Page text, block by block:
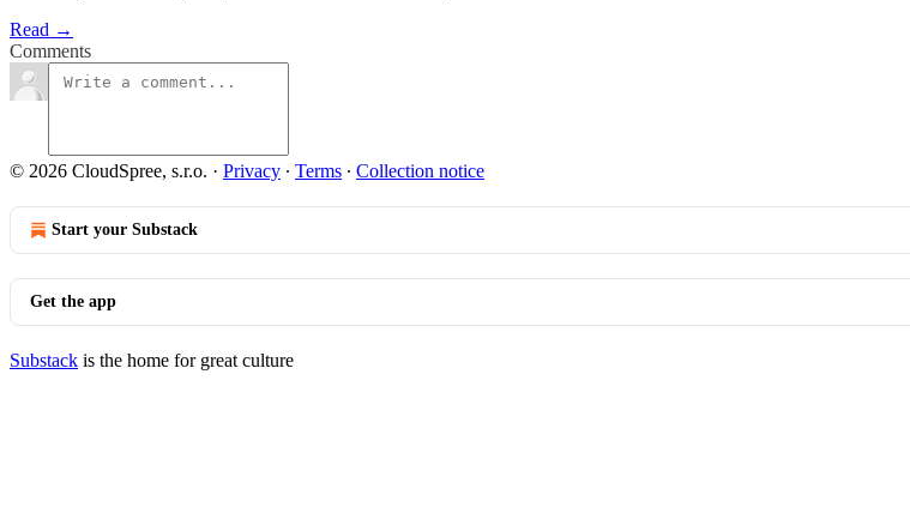
Read →
Comments
© 2026 CloudSpree, s.r.o. · Privacy ∙ Terms ∙ Collection notice
Start your Substack
Get the app
Substack is the home for great culture